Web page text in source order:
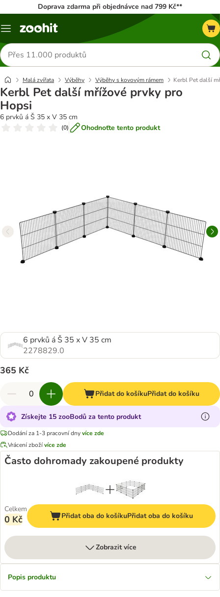
Doprava zdarma při objednávce nad 799 Kč**
Menu
Hledat
produkty
Malá zvířata Výběhy Výběhy s kovovým rámem Kerbl Pet další
Kerbl Pet další mřížové prvky pro
Hopsi
6 prvků á Š 35 x V 35 cm
(0) Ohodnoťte tento produkt
6 prvků á Š 35 x V 35 cm
2278829.0
365 Kč
Přidat do košíkuPřidat do košíku
Získejte 15 zooBodů za tento produkt
Dodání za 1-3 pracovní dnyvíce zde
Vrácení zbožívíce zde
Často dohromady zakoupené produkty
Celkem
0 Kč Přidat oba do košíkuPřidat oba do košíku
Zobrazit více
Popis produktu